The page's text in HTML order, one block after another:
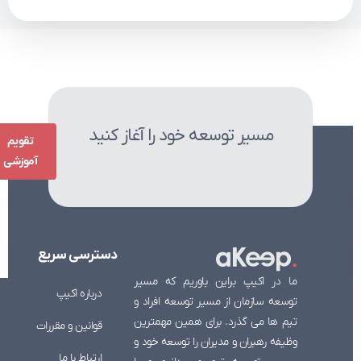
مسیر توسعه خود را آغاز کنید
تقویم
آموزشی
ما در اکیپ براین باوریم که مسیر
توسعه سازمان از مسیر توسعه افراد و
تیم ها می گذرد. برای همین مهمترین
وظیفه رهبران و مدیران را توسعه خود و
دسترسیسریع
درباره اکیپ
قوانین و مقررات
ارتباط با ما